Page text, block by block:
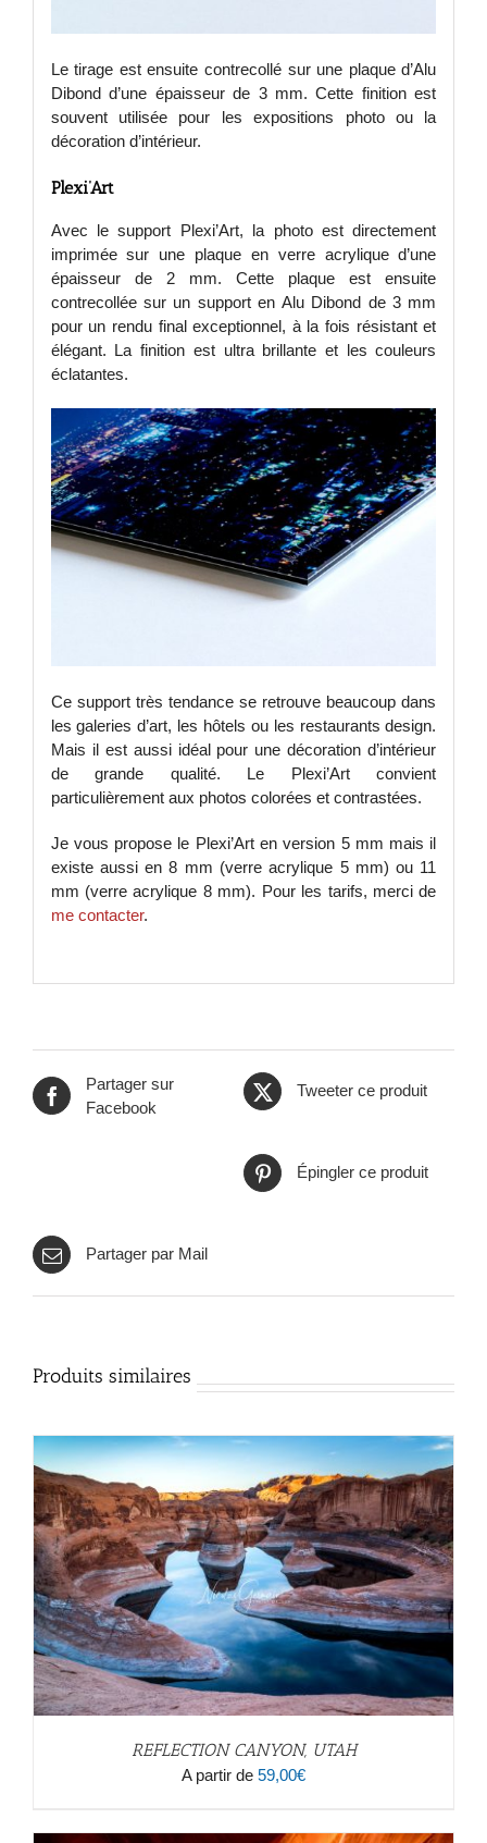
Le tirage est ensuite contrecollé sur une plaque d’Alu
Dibond d’une épaisseur de 3 mm. Cette finition est
souvent utilisée pour les expositions photo ou la
décoration d’intérieur.
Plexi’Art
Avec le support Plexi’Art, la photo est directement
imprimée sur une plaque en verre acrylique d’une
épaisseur de 2 mm. Cette plaque est ensuite
contrecollée sur un support en Alu Dibond de 3 mm
pour un rendu final exceptionnel, à la fois résistant et
élégant. La finition est ultra brillante et les couleurs
éclatantes.
Ce support très tendance se retrouve beaucoup dans
les galeries d’art, les hôtels ou les restaurants design.
Mais il est aussi idéal pour une décoration d’intérieur
de grande qualité. Le Plexi’Art convient
particulièrement aux photos colorées et contrastées.
Je vous propose le Plexi’Art en version 5 mm mais il
existe aussi en 8 mm (verre acrylique 5 mm) ou 11
mm (verre acrylique 8 mm). Pour les tarifs, merci de
me contacter.
Partager sur
Facebook
Tweeter ce produit
Épingler ce produit
Partager par Mail
Produits similaires
REFLECTION CANYON, UTAH
A partir de 59,00€